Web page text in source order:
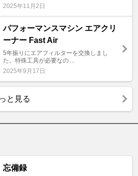
2025年11月2日
パフォーマンスマシン エアクリ
ーナー Fast Air
5年振りにエアフィルターを交換しまし
た。特殊工具が必要なの ...
2025年9月17日
と見る
忘備録